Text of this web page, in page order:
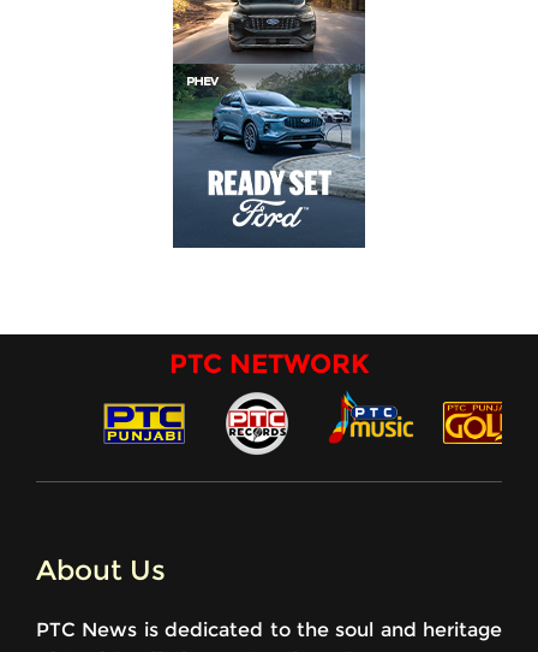
PTC NETWORK
About Us
PTC News is dedicated to the soul and heritage